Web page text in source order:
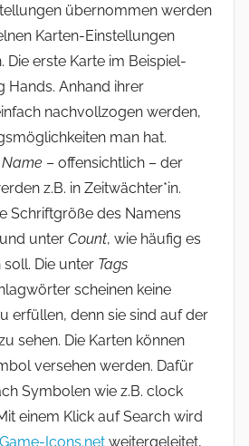
übernommen werden
Karten-Einstellungen
erste Karte im Beispiel-
Hands. Anhand ihrer
nachvollzogen werden,
man hat.
Name – offensichtlich – der
z.B. in Zeitwächter*in.
Schriftgröße des Namens
unter Count, wie häufig es
Die unter Tags
scheinen keine
erfüllen, denn sie sind auf der
sehen. Die Karten können
versehen werden. Dafür
Symbolen wie z.B. clock
einem Klick auf Search wird
Game-Icons.net weitergeleitet,